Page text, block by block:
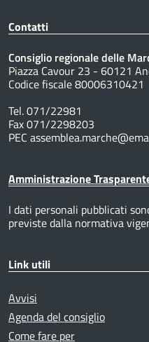
Contatti
Consiglio regionale delle
Piazza Cavour 23 - 60121
Codice fiscale 80006310421
Tel. 071/22981
Fax 071/2298203
PEC
Amministrazione
I dati personali pubblicati
previste dalla normativa
Link utili
Avvisi
Agenda del consiglio
Come fare per